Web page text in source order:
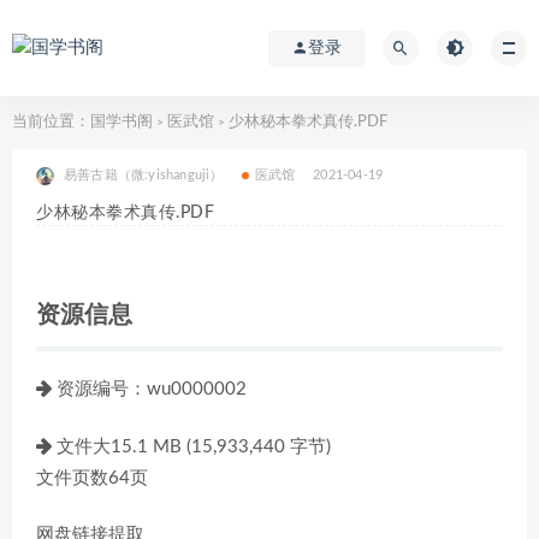
登录
当前位置： 国学书阁 > 医武馆 > 少林秘本拳术真传.PDF
易善古籍（微:yishanguji） 医武馆 2021-04-19
少林秘本拳术真传.PDF
资源信息
资源编号：wu0000002
文件大15.1 MB (15,933,440 字节)
文件页数64页
网盘链接提取